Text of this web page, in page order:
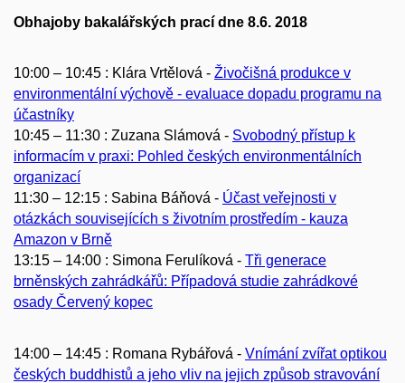
Obhajoby bakalářských prací dne 8.6. 2018
10:00 – 10:45 : Klára Vrtělová - Živočišná produkce v
environmentální výchově - evaluace dopadu programu na
účastníky
10:45 – 11:30 : Zuzana Slámová - Svobodný přístup k
informacím v praxi: Pohled českých environmentálních
organizací
11:30 – 12:15 : Sabina Báňová - Účast veřejnosti v
otázkách souvisejících s životním prostředím - kauza
Amazon v Brně
13:15 – 14:00 : Simona Ferulíková - Tři generace
brněnských zahrádkářů: Případová studie zahrádkové
osady Červený kopec
14:00 – 14:45 : Romana Rybářová - Vnímání zvířat optikou
českých buddhistů a jeho vliv na jejich způsob stravování